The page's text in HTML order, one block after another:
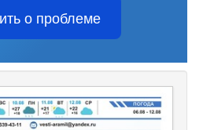
о проблеме